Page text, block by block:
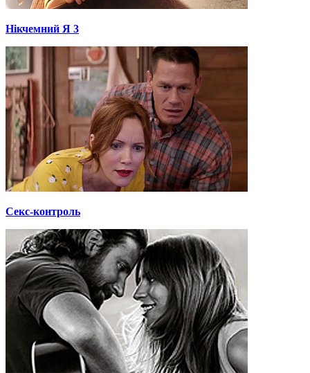
Нікчемний Я 3
Секс-контроль